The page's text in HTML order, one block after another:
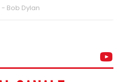
- Bob Dylan